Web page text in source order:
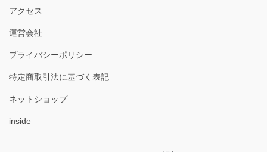
アクセス
運営会社
プライバシーポリシー
特定商取引法に基づく表記
ネットショップ
inside